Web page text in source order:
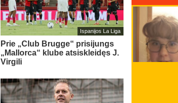
Ispanijos La Liga
Prie „Club Brugge“ prisijungs
„Mallorca“ klube atsiskleidęs J.
Virgili